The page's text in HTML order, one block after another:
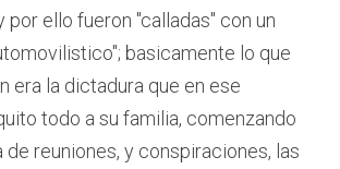
por ello fueron "calladas" con un
basicamente lo que
era la dictadura que en ese
todo a su familia, comenzando
de reuniones, y conspiraciones, las